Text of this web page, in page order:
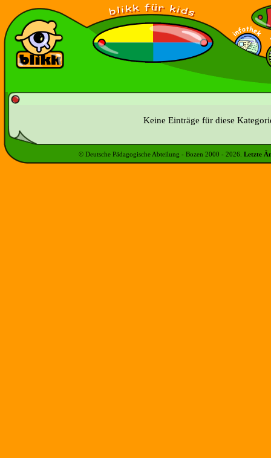
Keine Einträge für diese
© Deutsche Pädagogische Abteilung - Bozen 2000 - 2026 Letzte